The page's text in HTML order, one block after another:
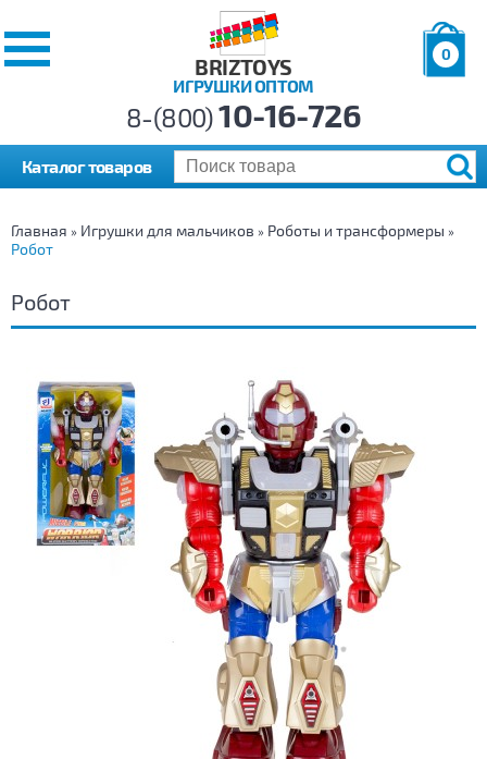
BRIZTOYS
ИГРУШКИ ОПТОМ
0
р.
8-(800)10-16-726
Каталог товаров
Главная » Игрушки для мальчиков » Роботы и трансформеры »
Робот
Робот